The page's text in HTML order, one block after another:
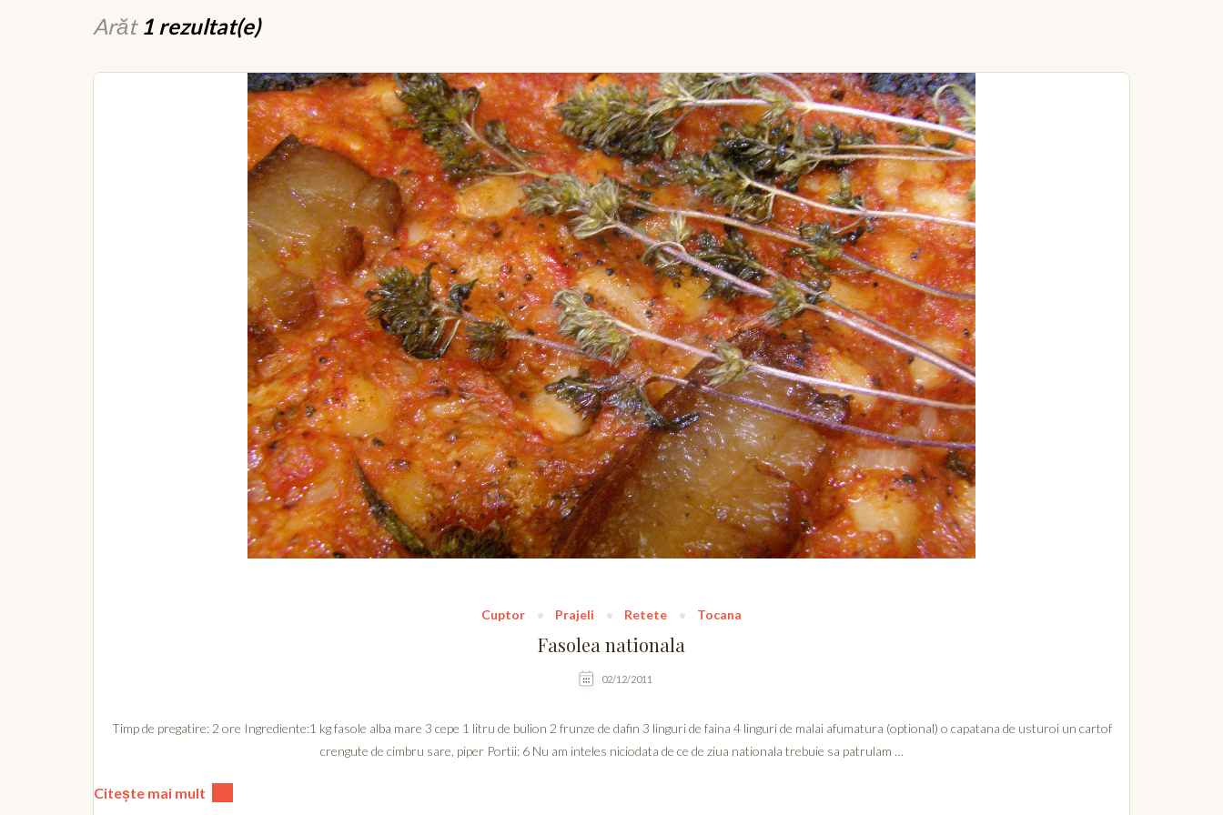
Arăt 1 rezultat(e)
Cuptor Prajeli Retete Tocana
Fasolea nationala
02/12/2011
Timp de pregatire: 2 ore Ingrediente:1 kg fasole alba mare 3 cepe 1 litru de bulion 2 frunze de dafin 3 linguri de faina 4 linguri de malai afumatura (optional) o capatana de usturoi un cartof
crengute de cimbru sare, piper Portii: 6 Nu am inteles niciodata de ce de ziua nationala trebuie sa patrulam …
Citește mai mult